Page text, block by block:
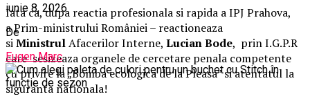
Iata ca, dupa reactia profesionala si rapida a IPJ Prahova,
aPrim-ministrului României – reactioneaza
siMinistrulAfacerilor Interne, Lucian Bode, prin I.G.P.R
care sesizeaza organele de cercetare penala competente
cu privire la „Bomba ecologica de la Pleasa” si atentatul la
siguranta nationala!
iunie 8, 2026
De
Eugen Marc